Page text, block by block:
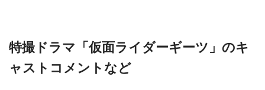
特撮ドラマ「仮面ライダーギーツ」のキ
ャストコメントなど